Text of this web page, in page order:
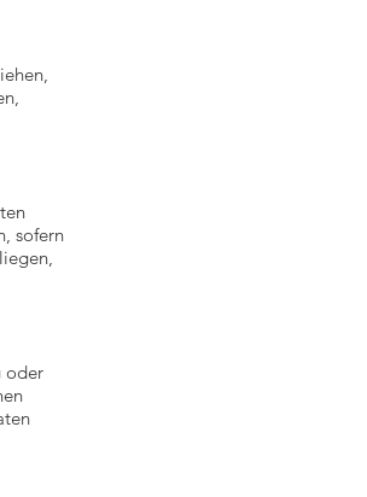
sofern
oder